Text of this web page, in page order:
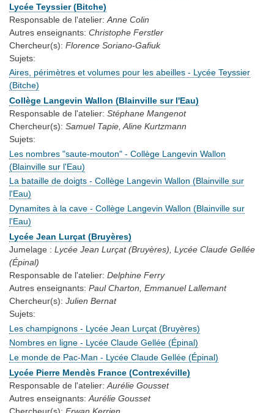
Lycée Teyssier (Bitche)
Responsable de l'atelier: Anne Colin
Autres enseignants: Christophe Ferstler
Chercheur(s): Florence Soriano-Gafiuk
Sujets:
Aires, périmètres et volumes pour les abeilles - Lycée Teyssier
(Bitche)
Collège Langevin Wallon (Blainville sur l'Eau)
Responsable de l'atelier: Stéphane Mangenot
Chercheur(s): Samuel Tapie, Aline Kurtzmann
Sujets:
Les nombres "saute-mouton" - Collège Langevin Wallon
(Blainville sur l'Eau)
La bataille de doigts - Collège Langevin Wallon (Blainville sur
l'Eau)
Dynamites à la cave - Collège Langevin Wallon (Blainville sur
l'Eau)
Lycée Jean Lurçat (Bruyères)
Jumelage : Lycée Jean Lurçat (Bruyères), Lycée Claude Gellée
(Épinal)
Responsable de l'atelier: Delphine Ferry
Autres enseignants: Paul Charton, Emmanuel Lallemant
Chercheur(s): Julien Bernat
Sujets:
Les champignons - Lycée Jean Lurçat (Bruyères)
Nombres en ligne - Lycée Claude Gellée (Épinal)
Le monde de Pac-Man - Lycée Claude Gellée (Épinal)
Lycée Pierre Mendès France (Contrexéville)
Responsable de l'atelier: Aurélie Gousset
Autres enseignants: Aurélie Gousset
Chercheur(s): Erwan Kerrien